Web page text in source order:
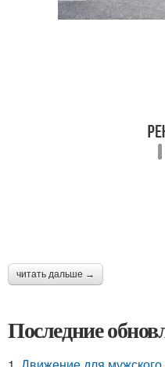
читать дальше →
Последние